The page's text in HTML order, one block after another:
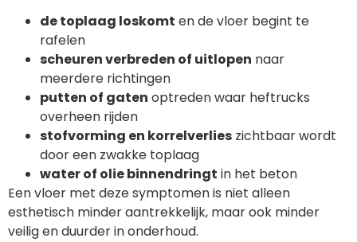
de toplaag loskomt en de vloer begint te
rafelen
scheuren verbreden of uitlopen naar
meerdere richtingen
putten of gaten optreden waar heftrucks
overheen rijden
stofvorming en korrelverlies zichtbaar wordt
door een zwakke toplaag
water of olie binnendringt in het beton
Een vloer met deze symptomen is niet alleen
esthetisch minder aantrekkelijk, maar ook minder
veilig en duurder in onderhoud.